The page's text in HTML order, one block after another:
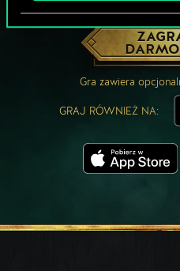
Gra zawiera
GRAJ RÓWNIEŻ NA: